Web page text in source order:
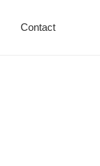
Contact